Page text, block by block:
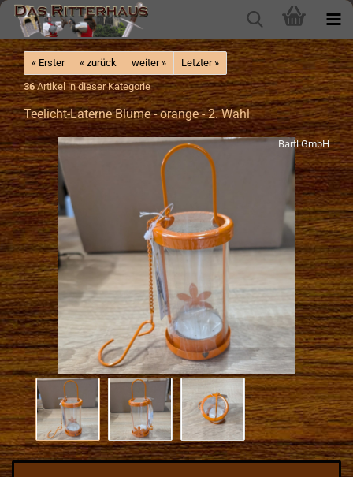
« Erster « zurück weiter »
Letzter »
36Artikel in dieser Kategorie
Teelicht-Laterne Blume - orange - 2. Wahl
Bartl GmbH